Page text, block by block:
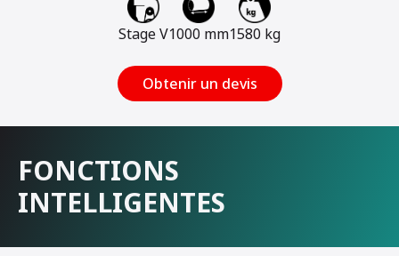
Stage V1000 mm1580 kg
Obtenir un devis
FONCTIONS
INTELLIGENTES